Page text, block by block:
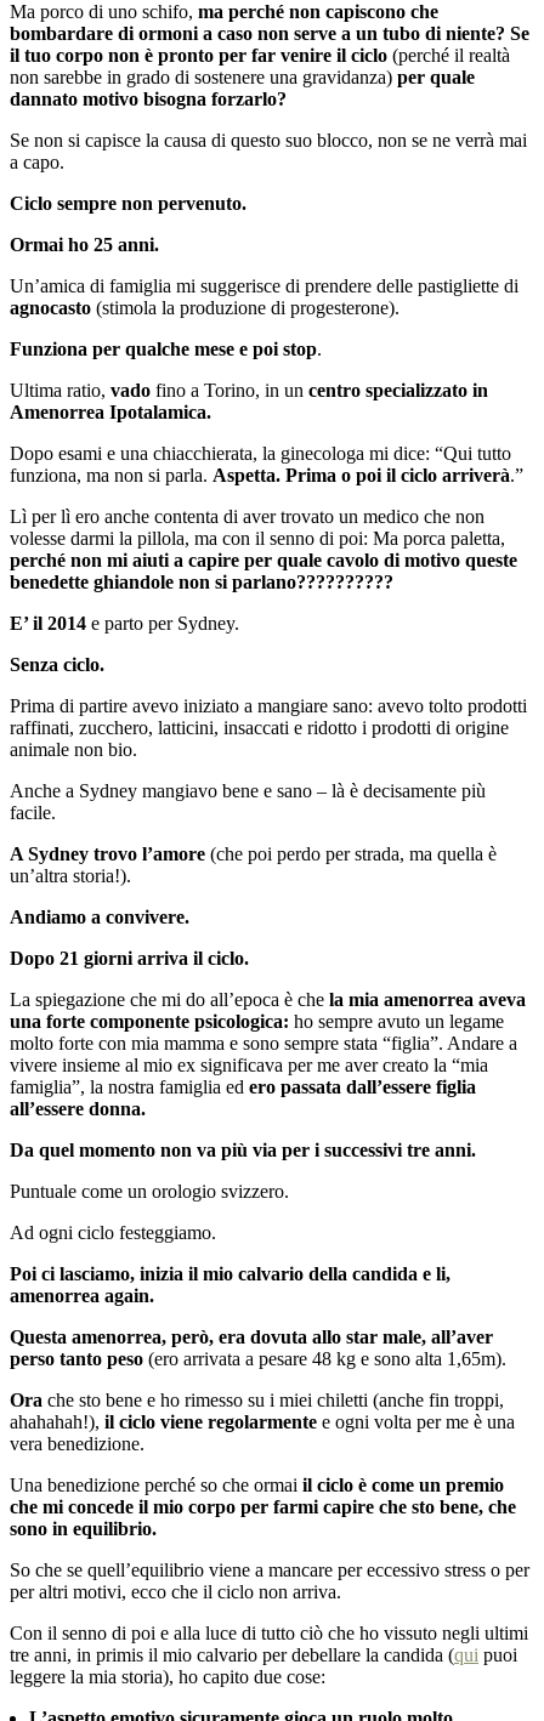
Ma porco di uno schifo, ma perché non capiscono che
bombardare di ormoni a caso non serve a un tubo di niente? Se
il tuo corpo non è pronto per far venire il ciclo (perché il realtà
non sarebbe in grado di sostenere una gravidanza) per quale
dannato motivo bisogna forzarlo?
Se non si capisce la causa di questo suo blocco, non se ne verrà mai
a capo.
Ciclo sempre non pervenuto.
Ormai ho 25 anni.
Un’amica di famiglia mi suggerisce di prendere delle pastigliette di
agnocasto (stimola la produzione di progesterone).
Funziona per qualche mese e poi stop.
Ultima ratio, vado fino a Torino, in un centro specializzato in
Amenorrea Ipotalamica.
Dopo esami e una chiacchierata, la ginecologa mi dice: “Qui tutto
funziona, ma non si parla. Aspetta. Prima o poi il ciclo arriverà.”
Lì per lì ero anche contenta di aver trovato un medico che non
volesse darmi la pillola, ma con il senno di poi: Ma porca paletta,
perché non mi aiuti a capire per quale cavolo di motivo queste
benedette ghiandole non si parlano??????????
E’ il 2014 e parto per Sydney.
Senza ciclo.
Prima di partire avevo iniziato a mangiare sano: avevo tolto prodotti
raffinati, zucchero, latticini, insaccati e ridotto i prodotti di origine
animale non bio.
Anche a Sydney mangiavo bene e sano – là è decisamente più
facile.
A Sydney trovo l’amore (che poi perdo per strada, ma quella è
un’altra storia!).
Andiamo a convivere.
Dopo 21 giorni arriva il ciclo.
La spiegazione che mi do all’epoca è che la mia amenorrea aveva
una forte componente psicologica: ho sempre avuto un legame
molto forte con mia mamma e sono sempre stata “figlia”. Andare a
vivere insieme al mio ex significava per me aver creato la “mia
famiglia”, la nostra famiglia ed ero passata dall’essere figlia
all’essere donna.
Da quel momento non va più via per i successivi tre anni.
Puntuale come un orologio svizzero.
Ad ogni ciclo festeggiamo.
Poi ci lasciamo, inizia il mio calvario della candida e li,
amenorrea again.
Questa amenorrea, però, era dovuta allo star male, all’aver
perso tanto peso (ero arrivata a pesare 48 kg e sono alta 1,65m).
Ora che sto bene e ho rimesso su i miei chiletti (anche fin troppi,
ahahahah!), il ciclo viene regolarmente e ogni volta per me è una
vera benedizione.
Una benedizione perché so che ormai il ciclo è come un premio
che mi concede il mio corpo per farmi capire che sto bene, che
sono in equilibrio.
So che se quell’equilibrio viene a mancare per eccessivo stress o per
per altri motivi, ecco che il ciclo non arriva.
Con il senno di poi e alla luce di tutto ciò che ho vissuto negli ultimi
tre anni, in primis il mio calvario per debellare la candida (qui puoi
leggere la mia storia), ho capito due cose: